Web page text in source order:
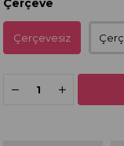
Çerçeve
Çerçevesiz